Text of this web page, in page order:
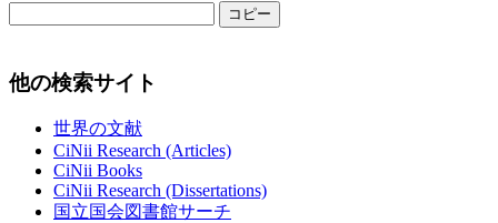
コピー
他の検索サイト
世界の文献
CiNii Research (Articles)
CiNii Books
CiNii Research (Dissertations)
国立国会図書館サーチ